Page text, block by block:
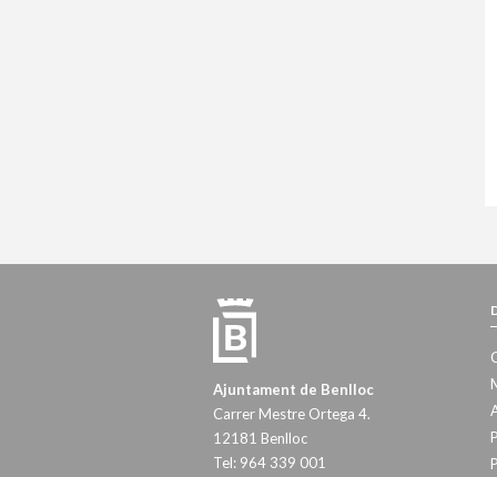
Ajuntament de Benlloc
Carrer Mestre Ortega 4.
12181 Benlloc
Tel: 964 339 001